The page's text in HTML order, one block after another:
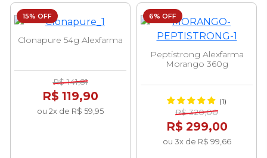
15% OFF
Clonapure 54g Alexfarma
R$ 141,81
R$ 119,90
ou 2x de R$ 59,95
6% OFF
Peptistrong Alexfarma
Morango 360g
(1)
R$ 320,00
R$ 299,00
ou 3x de R$ 99,66